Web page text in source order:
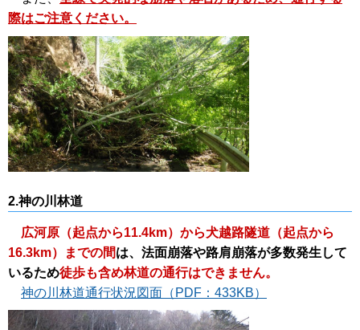
際はご注意ください。
2.神の川林道
広河原（起点から11.4km）から犬越路隧道（起点から
16.3km）までの間は、法面崩落や路肩崩落が多数発生して
いるため徒歩も含め林道の通行はできません。
神の川林道通行状況図面（PDF：433KB）